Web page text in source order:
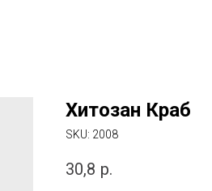
Хитозан Краб
SKU: 2008
30,8 р.